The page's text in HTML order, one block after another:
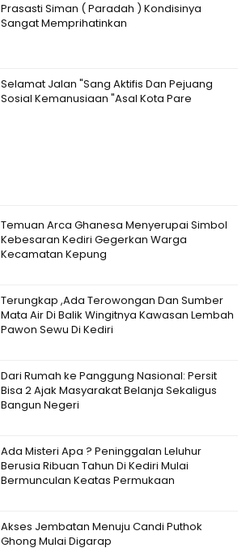
Prasasti Siman ( Paradah ) Kondisinya
Sangat Memprihatinkan
Selamat Jalan "Sang Aktifis Dan Pejuang
Sosial Kemanusiaan "Asal Kota Pare
Temuan Arca Ghanesa Menyerupai Simbol
Kebesaran Kediri Gegerkan Warga
Kecamatan Kepung
Terungkap ,Ada Terowongan Dan Sumber
Mata Air Di Balik Wingitnya Kawasan Lembah
Pawon Sewu Di Kediri
Dari Rumah ke Panggung Nasional: Persit
Bisa 2 Ajak Masyarakat Belanja Sekaligus
Bangun Negeri
Ada Misteri Apa ? Peninggalan Leluhur
Berusia Ribuan Tahun Di Kediri Mulai
Bermunculan Keatas Permukaan
Akses Jembatan Menuju Candi Puthok
Ghong Mulai Digarap